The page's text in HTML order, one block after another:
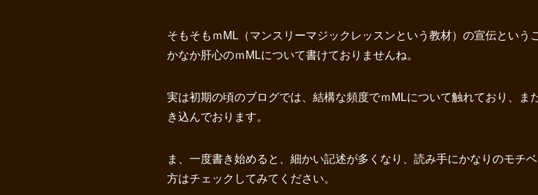
そもそもｍML（マンスリーマジックレッスンという教材）の宣伝という
かなか肝心のｍMLについて書けておりませんね。
実は初期の頃のブログでは、結構な頻度でｍMLについて触れており、ま
き込んでおります。
ま、一度書き始めると、細かい記述が多くなり、読み手にかなりのモ
方はチェックしてみてください。